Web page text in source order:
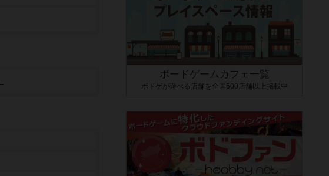
ボードゲームカフェ一覧
ボドゲが遊べる店舗を全国500店舗以上掲載中